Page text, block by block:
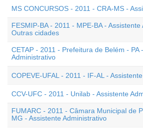
MS CONCURSOS - 2011 - CRA-MS -
FESMIP-BA - 2011 - MPE-BA -
Outras cidades
CETAP - 2011 - Prefeitura de Belém - PA
Administrativo
COPEVE-UFAL - 2011 - IF-AL -
CCV-UFC - 2011 - Unilab - Assistente
FUMARC - 2011 - Câmara Municipal de
MG - Assistente Administrativo